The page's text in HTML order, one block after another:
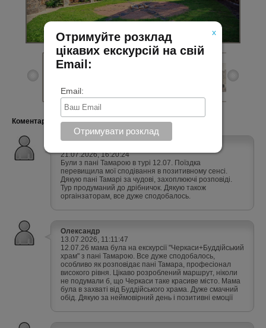
Коментарі (76):
21.07.2026, 16:20:24
Були з пані Тамарою в турі 12.07. Поїздка
перевищила мої сподівання в позитивному сенсі.
Дякую пані Тамарі за чудові, захоплюючі розповіді.
Тур продуманий до дрібничок. Дякую також
оргаінзаторам, все дуже сподобалось.
Олександр
13.07.2026, 11:11:47
12.07.26 мама була на екскурсії "Черкаси+Буддійський
храм" з пані Тамарою. Все дуже сподобалось,
особливо як розповідає пані Тамара, професіонал
високого рівня. Цікаво розроблений маршрут, ніколи
не подумали б, що Черкаси таке красиве місто. Мама
була в захваті від Буддійського храма. Дуже смачний
обід. Дякую за неймовірний день і позитивні емоції
x
Отримуйте розклад
цікавих екскурсій на свій
Email:
Email: